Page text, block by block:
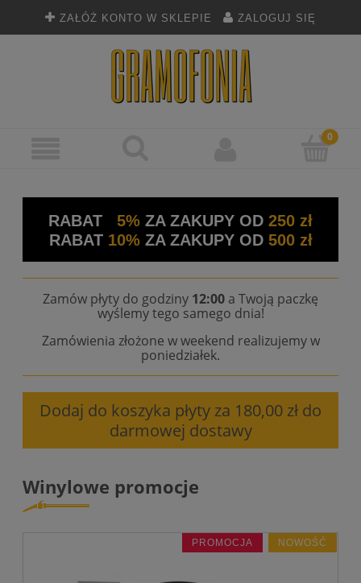
ZAŁÓŻ KONTO W SKLEPIE ZALOGUJ SIĘ
RABAT 5% ZA ZAKUPY OD 250 zł
RABAT 10%ZA ZAKUPY OD 500 zł
Zamów płyty do godziny 12:00 a Twoją paczkę
wyślemy tego samego dnia!
Zamówienia złożone w weekend realizujemy w
poniedziałek.
Dodaj do koszyka płyty za 180,00 zł do
darmowej dostawy
Winylowe promocje
PROMOCJA NOWOŚĆ